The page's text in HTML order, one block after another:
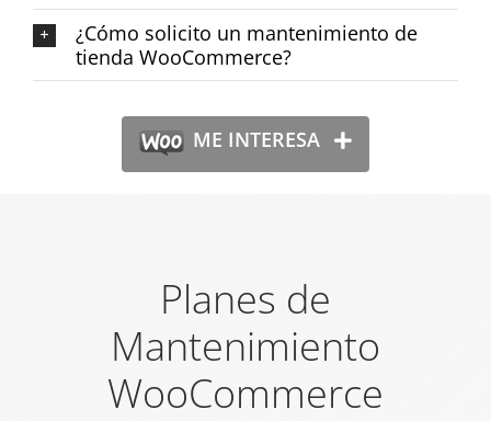
¿Cómo solicito un mantenimiento de
tienda WooCommerce?
ME INTERESA
Planes de
Mantenimiento
WooCommerce